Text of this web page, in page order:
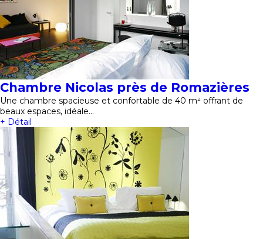
Chambre Nicolas près de Romazières
Une chambre spacieuse et confortable de 40 m² offrant de
beaux espaces, idéale…
+ Détail